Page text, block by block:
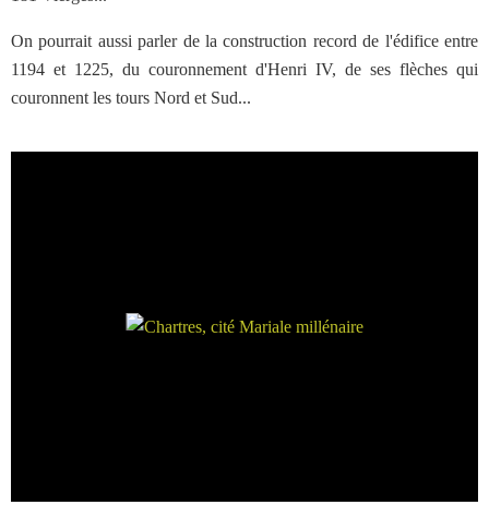
On pourrait aussi parler de la construction record de l'édifice entre
1194 et 1225, du couronnement d'Henri IV, de ses flèches qui
couronnent les tours Nord et Sud...